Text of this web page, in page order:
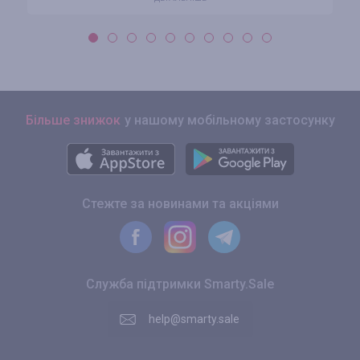
Більше знижок у нашому мобільному застосунку
Стежте за новинами та акціями
Служба підтримки Smarty.Sale
help@smarty.sale